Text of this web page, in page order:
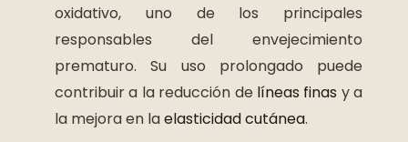
oxidativo, uno de los principales
responsables del envejecimiento
prematuro. Su uso prolongado puede
contribuir a la reducción de líneas finas y a
la mejora en laelasticidad cutánea.